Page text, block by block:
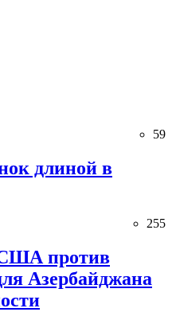
59
длиной в
255
против
Азербайджана